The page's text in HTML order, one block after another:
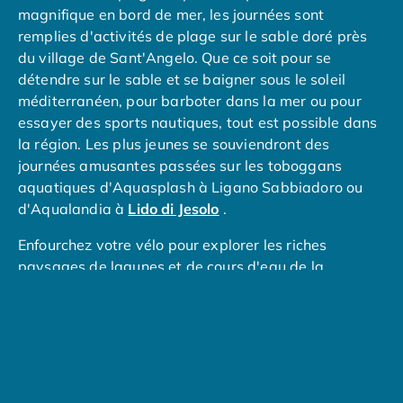
Camping avec piscine couverte
Camping avec spa, espace bien-être
Camping bord de mer
Camping Bord de Rivière
Camping en bord de lac
Camping Tohapi agréés VACAF
Par destination
Camping 4 étoiles Les Landes
Camping 5 étoiles Bretagne
Camping 5 étoiles Vendée
Camping avec parc aquatique Ardèche
Camping avec parc aquatique Bretagne
magnifique en bord de mer, les journées sont
remplies d'activités de plage sur le sable doré près
du village de Sant'Angelo. Que ce soit pour se
détendre sur le sable et se baigner sous le soleil
méditerranéen, pour barboter dans la mer ou pour
essayer des sports nautiques, tout est possible dans
la région. Les plus jeunes se souviendront des
journées amusantes passées sur les toboggans
aquatiques d'Aquasplash à Ligano Sabbiadoro ou
d'Aqualandia à Lido di Jesolo .
Enfourchez votre vélo pour explorer les riches
paysages de lagunes et de cours d'eau de la